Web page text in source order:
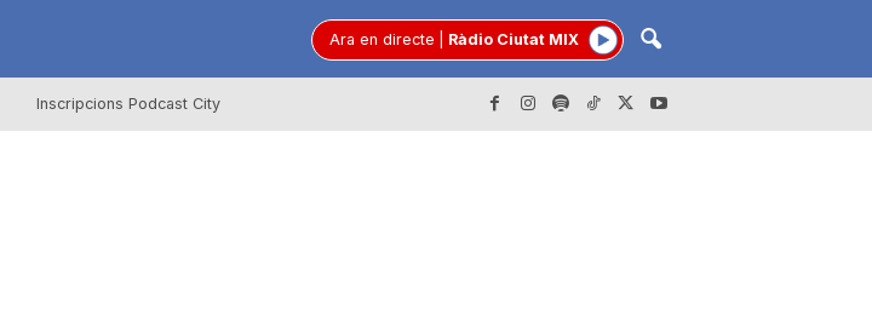
Ara en directe Ràdio Ciutat MIX
Inscripcions Podcast City